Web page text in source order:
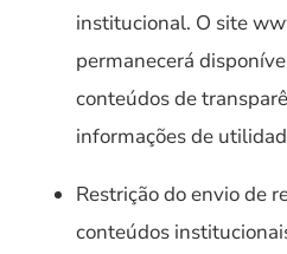
institucional. O site
permanecerá
conteúdos de
informações de
Restrição do envio de
conteúdos